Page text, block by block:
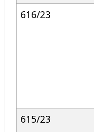
616/23
615/23